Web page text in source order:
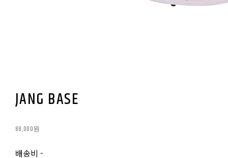
JANG BASE
88,000원
배송비 -